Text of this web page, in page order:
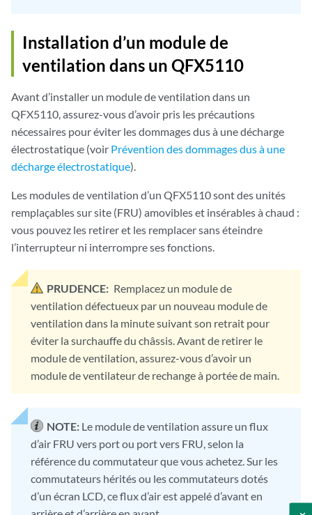
Installation d’un module de
ventilation dans un QFX5110
Avant d’installer un module de ventilation dans un
QFX5110, assurez-vous d’avoir pris les précautions
nécessaires pour éviter les dommages dus à une décharge
électrostatique (voir Prévention des dommages dus à une
décharge électrostatique).
Les modules de ventilation d’un QFX5110 sont des unités
remplaçables sur site (FRU) amovibles et insérables à chaud :
vous pouvez les retirer et les remplacer sans éteindre
l’interrupteur ni interrompre ses fonctions.
PRUDENCE: Remplacez un module de
ventilation défectueux par un nouveau module de
ventilation dans la minute suivant son retrait pour
éviter la surchauffe du châssis. Avant de retirer le
module de ventilation, assurez-vous d’avoir un
module de ventilateur de rechange à portée de main.
NOTE: Le module de ventilation assure un flux
d’air FRU vers port ou port vers FRU, selon la
référence du commutateur que vous achetez. Sur les
commutateurs hérités ou les commutateurs dotés
d’un écran LCD, ce flux d’air est appelé d’avant en